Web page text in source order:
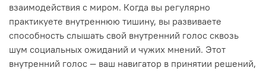
взаимодействия с миром. Когда вы регулярно
практикуете внутреннюю тишину, вы развиваете
способность слышать свой внутренний голос сквозь
шум социальных ожиданий и чужих мнений. Этот
внутренний голос — ваш навигатор в принятии решений,